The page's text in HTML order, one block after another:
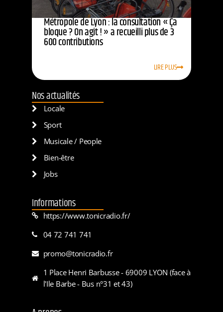
Métropole de Lyon : la consultation « Ça
bloque ? On agit ! » a recueilli plus de 3
600 contributions
LIRE PLUS
Nos actualités
Locale
Sport
Musicale / People
Bien-être
Jobs
Informations
https://www.tonicradio.fr/
04 72 741 741
promo@tonicradio.fr
1 Place Henri Barbusse - 69009 LYON (face à
l'Ile Barbe - Bus n°31 et 43)